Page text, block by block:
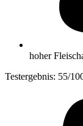
hoher
Testergebnis: 55/